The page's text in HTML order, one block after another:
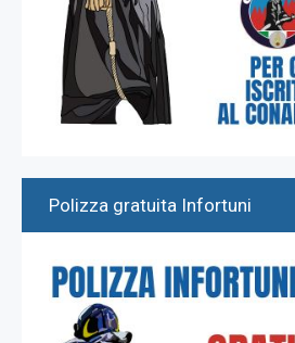
Polizza gratuita Infortuni